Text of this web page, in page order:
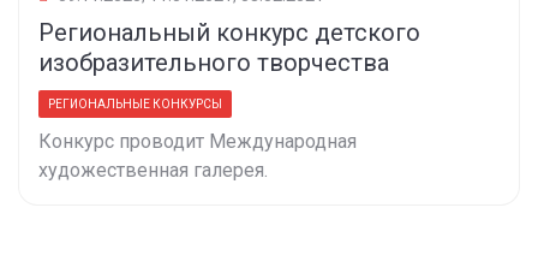
Региональный конкурс детского
изобразительного творчества
РЕГИОНАЛЬНЫЕ КОНКУРСЫ
Конкурс проводит Международная
художественная галерея.